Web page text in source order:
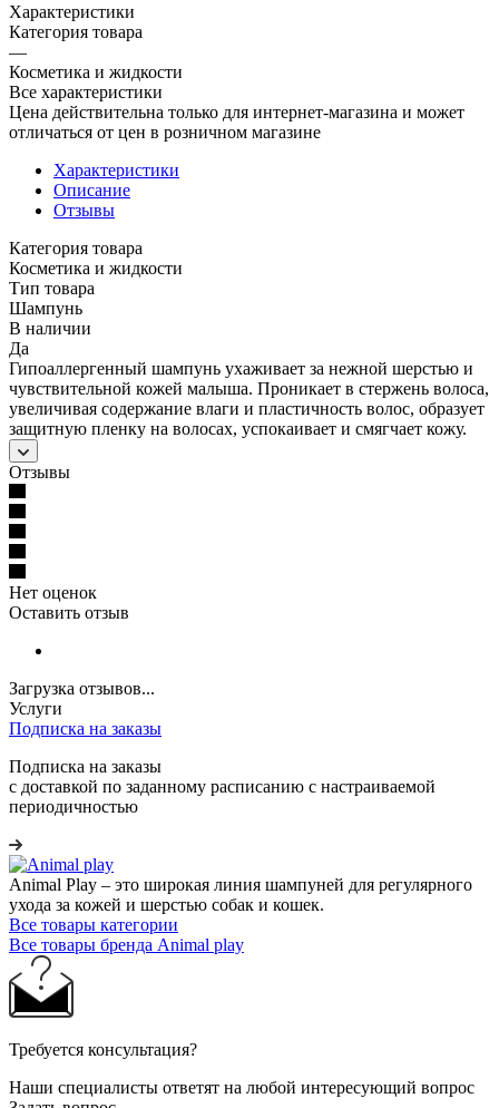
Характеристики
Категория товара
—
Косметика и жидкости
Все характеристики
Цена действительна только для интернет-магазина и может
отличаться от цен в розничном магазине
Характеристики
Описание
Отзывы
Категория товара
Косметика и жидкости
Тип товара
Шампунь
В наличии
Да
Гипоаллергенный шампунь ухаживает за нежной шерстью и
чувствительной кожей малыша. Проникает в стержень волоса,
увеличивая содержание влаги и пластичность волос, образует
защитную пленку на волосах, успокаивает и смягчает кожу.
Отзывы
Нет оценок
Оставить отзыв
Загрузка отзывов...
Услуги
Подписка на заказы
Подписка на заказы
с доставкой по заданному расписанию с настраиваемой
периодичностью
Animal Play – это широкая линия шампуней для регулярного
ухода за кожей и шерстью собак и кошек.
Все товары категории
Все товары бренда Animal play
Требуется консультация?
Наши специалисты ответят на любой интересующий вопрос